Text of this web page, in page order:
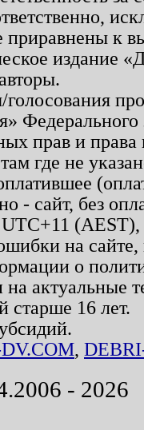
приравнены к
издание
прав и
где не
- сайт, без
на
о
на актуальные
старше 16 лет.
,
- 2026